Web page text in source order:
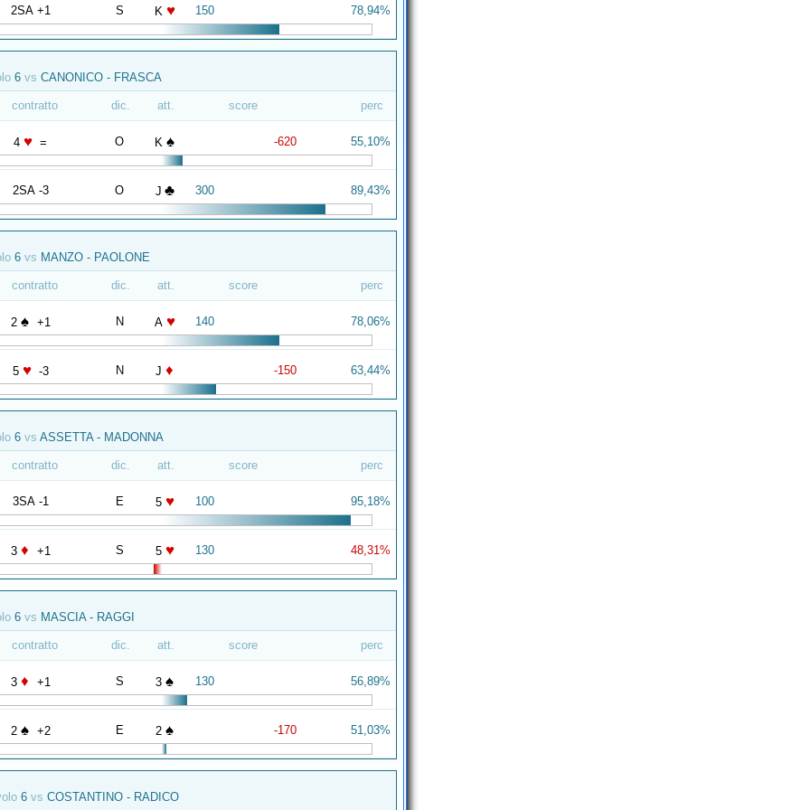
2SA +1 S K ♥ 150 78,94%
6 vs CANONICO - FRASCA
contratto dic. att. score perc
4 ♥ = O K ♠ -620 55,10%
2SA -3 O J ♣ 300 89,43%
6 vs MANZO - PAOLONE
contratto dic. att. score perc
2 ♠ +1 N A ♥ 140 78,06%
5 ♥ -3 N J ♦ -150 63,44%
6 vs ASSETTA - MADONNA
contratto dic. att. score perc
3SA -1 E 5 ♥ 100 95,18%
3 ♦ +1 S 5 ♥ 130 48,31%
6 vs MASCIA - RAGGI
contratto dic. att. score perc
3 ♦ +1 S 3 ♠ 130 56,89%
2 ♠ +2 E 2 ♠ -170 51,03%
6 vs COSTANTINO - RADICO